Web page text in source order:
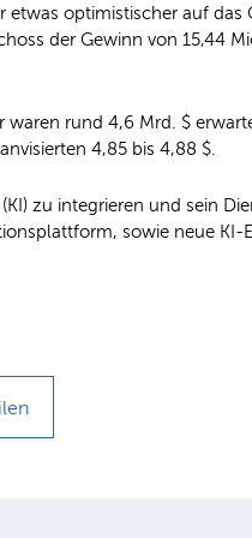
optimistischer auf das
der Gewinn von 15,44
rund 4,6 Mrd. $
4,85 bis 4,88 $.
zu integrieren und sein
sowie neue